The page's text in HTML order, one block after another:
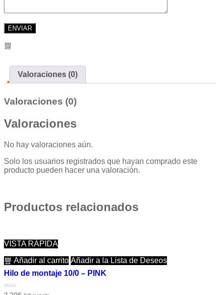
Valoraciones (0)
Valoraciones (0)
Valoraciones
No hay valoraciones aún.
Solo los usuarios registrados que hayan comprado este
producto pueden hacer una valoración.
Productos relacionados
VISTA RÁPIDA
Añadir al carrito Añadir a la Lista de Deseos
Hilo de montaje 10/0 – PINK